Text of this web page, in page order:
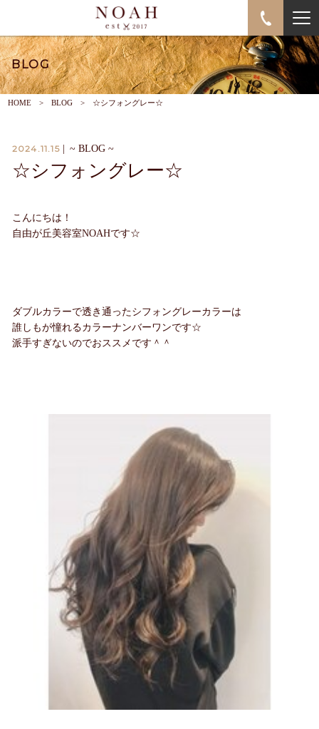
BLOG
HOME BLOG ☆シフォングレー☆
2024.11.15| ~ BLOG ~
☆シフォングレー☆
こんにちは！
自由が丘美容室NOAHです☆
ダブルカラーで透き通ったシフォングレーカラーは
誰しもが憧れるカラーナンバーワンです☆
派手すぎないのでおススメです＾＾